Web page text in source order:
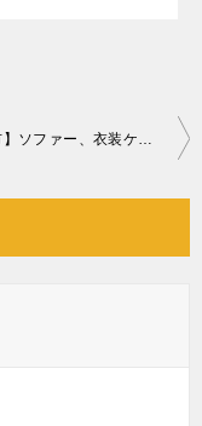
【大分市】ソファー、衣装ケースの出張不用品回収・処分ご依頼